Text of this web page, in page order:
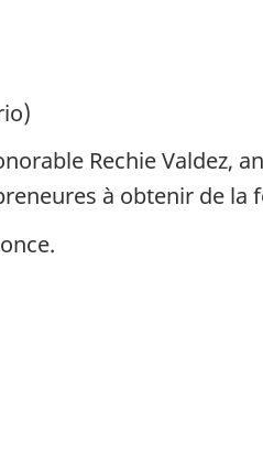
Rechie Valdez,
à obtenir de